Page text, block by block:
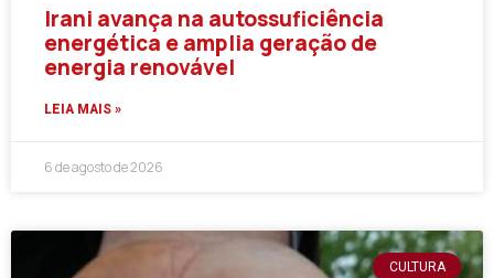
Irani avança na autossuficiência
energética e amplia geração de
energia renovável
LEIA MAIS »
6 de agosto de 2026
CULTURA